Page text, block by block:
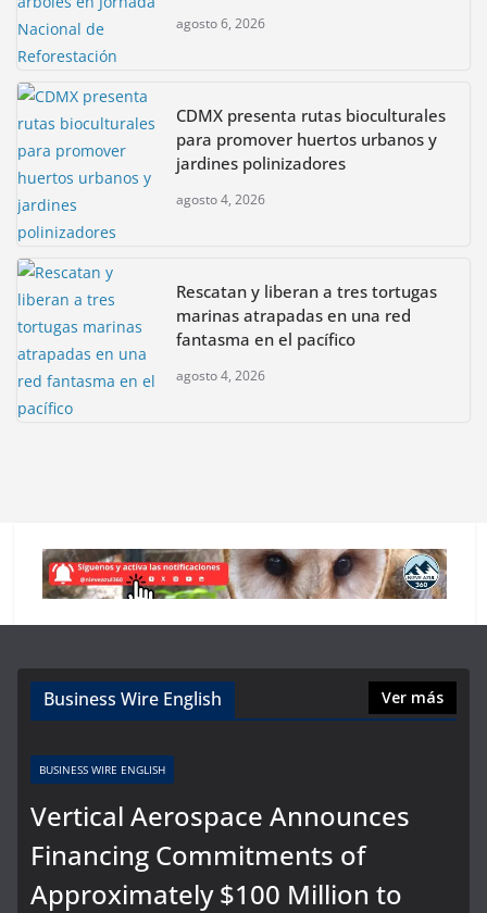
agosto 6, 2026
CDMX presenta rutas bioculturales
para promover huertos urbanos y
jardines polinizadores
agosto 4, 2026
Rescatan y liberan a tres tortugas
marinas atrapadas en una red
fantasma en el pacífico
agosto 4, 2026
Business Wire English Ver más
BUSINESS WIRE ENGLISH
Vertical Aerospace Announces
Financing Commitments of
Approximately $100 Million to